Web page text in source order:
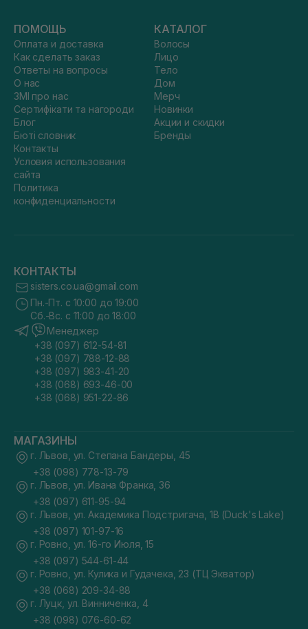
ПОМОЩЬ
Оплата и доставка
Как сделать заказ
Ответы на вопросы
О нас
ЗМІ про нас
Сертифікати та нагороди
Блог
Бюті словник
Контакты
Условия использования
сайта
Политика
конфиденциальности
КАТАЛОГ
Волосы
Лицо
Тело
Дом
Мерч
Новинки
Акции и скидки
Бренды
КОНТАКТЫ
sisters.co.ua@gmail.com
Пн.-Пт. с 10:00 до 19:00
Сб.-Вс. с 11:00 до 18:00
Менеджер
+38 (097) 612-54-81
+38 (097) 788-12-88
+38 (097) 983-41-20
+38 (068) 693-46-00
+38 (068) 951-22-86
МАГАЗИНЫ
г. Львов, ул. Степана Бандеры, 45
+38 (098) 778-13-79
г. Львов, ул. Ивана Франка, 36
+38 (097) 611-95-94
г. Львов, ул. Академика Подстригача, 1В (Duck's Lake)
+38 (097) 101-97-16
г. Ровно, ул. 16-го Июля, 15
+38 (097) 544-61-44
г. Ровно, ул. Кулика и Гудачека, 23 (ТЦ Экватор)
+38 (068) 209-34-88
г. Луцк, ул. Винниченка, 4
+38 (098) 076-60-62